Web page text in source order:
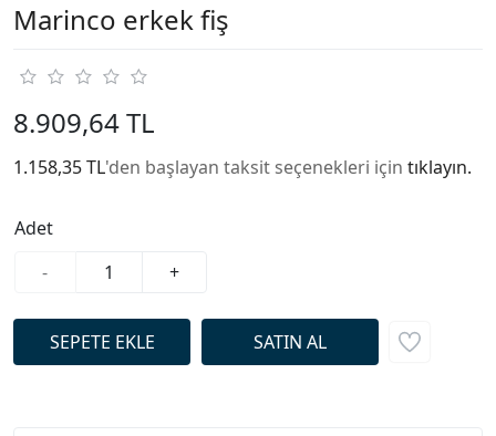
Marinco erkek fiş
8.909,64 TL
1.158,35 TL'den başlayan taksit seçenekleri için tıklayın.
Adet
-
+